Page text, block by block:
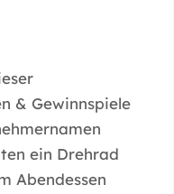
& Gewinnspiele
ein Drehrad
Abendessen